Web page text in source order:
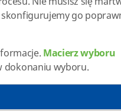
go
Macierz wyboru
dokonaniu wyboru.